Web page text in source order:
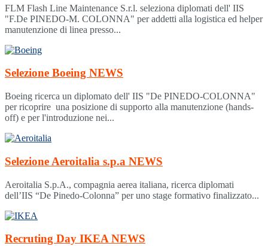
FLM Flash Line Maintenance S.r.l. seleziona diplomati dell' IIS
"F.De PINEDO-M. COLONNA" per addetti alla logistica ed helper
manutenzione di linea presso...
Selezione Boeing NEWS
Boeing ricerca un diplomato dell' IIS "De PINEDO-COLONNA"
per ricoprire una posizione di supporto alla manutenzione (hands-
off) e per l'introduzione nei...
Selezione Aeroitalia s.p.a NEWS
Aeroitalia S.p.A., compagnia aerea italiana, ricerca diplomati
dell’IIS “De Pinedo-Colonna” per uno stage formativo finalizzato...
Recruting Day IKEANEWS